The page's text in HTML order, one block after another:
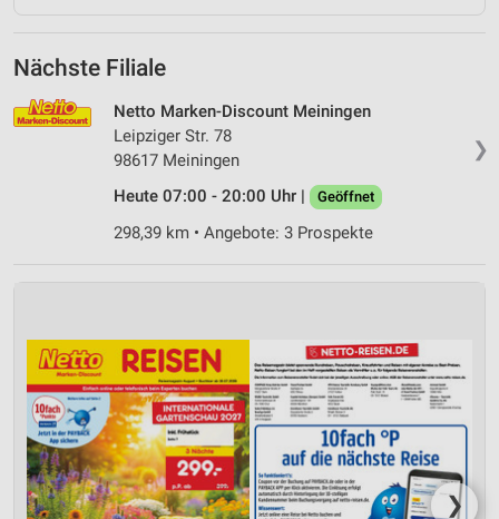
Nächste Filiale
❯
Netto Marken-Discount Meiningen
Leipziger Str. 78
98617 Meiningen
Heute 07:00 - 20:00 Uhr |
Geöffnet
298,39 km • Angebote: 3 Prospekte
❯